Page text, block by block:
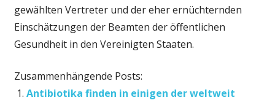
gewählten Vertreter und der eher ernüchternden
Einschätzungen der Beamten der öffentlichen
Gesundheit in den Vereinigten Staaten.
Zusammenhängende Posts:
Antibiotika finden in einigen der weltweit